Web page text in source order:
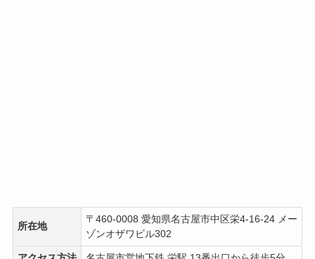
所在地
〒460-0008 愛知県名古屋市中区栄4-16-24 メー
ゾンオザワビル302